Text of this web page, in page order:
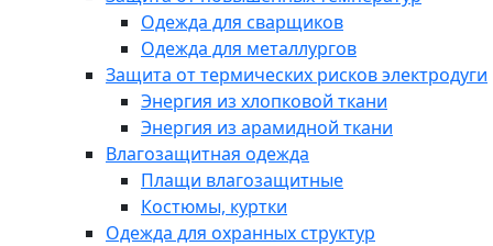
Одежда для сварщиков
Одежда для металлургов
Защита от термических рисков электродуги
Энергия из хлопковой ткани
Энергия из арамидной ткани
Влагозащитная одежда
Плащи влагозащитные
Костюмы, куртки
Одежда для охранных структур